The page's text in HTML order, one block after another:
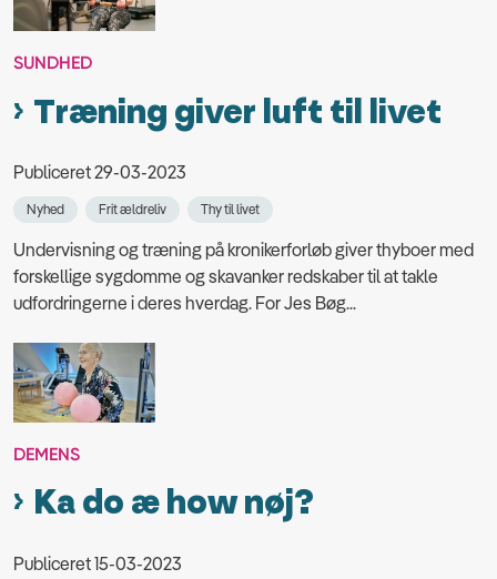
SUNDHED
Træning giver luft til livet
Publiceret 29-03-2023
Nyhed Frit ældreliv Thy til livet
Undervisning og træning på kronikerforløb giver thyboer med
forskellige sygdomme og skavanker redskaber til at takle
udfordringerne i deres hverdag. For Jes Bøg...
DEMENS
Ka do æ how nøj?
Publiceret 15-03-2023